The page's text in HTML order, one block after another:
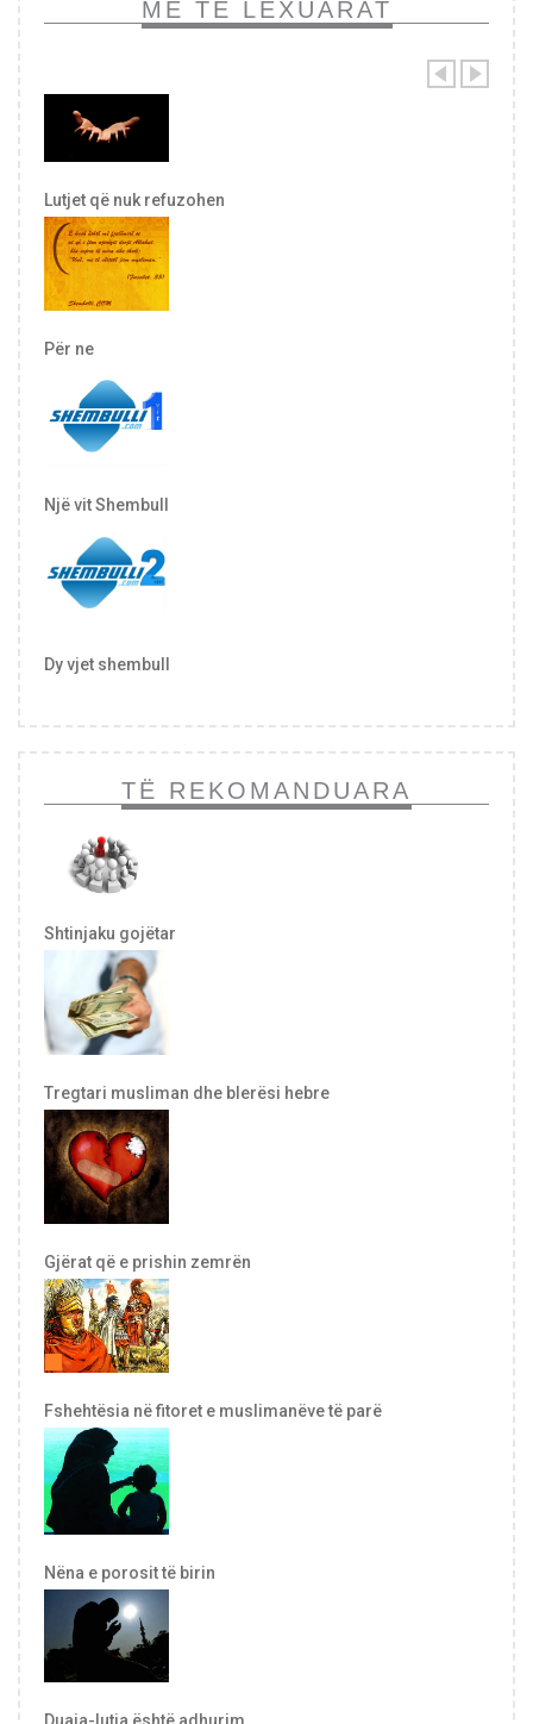
MË TË LEXUARAT
Lutjet që nuk refuzohen
Për ne
Një vit Shembull
Dy vjet shembull
TË REKOMANDUARA
Shtinjaku gojëtar
Tregtari musliman dhe blerësi hebre
Gjërat që e prishin zemrën
Fshehtësia në fitoret e muslimanëve të parë
Nëna e porosit të birin